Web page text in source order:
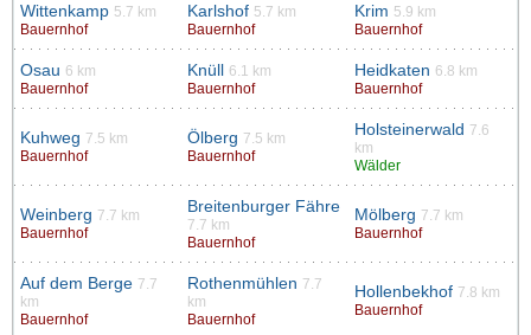
Wittenkamp 5.7 km
Bauernhof
Karlshof 5.7 km
Bauernhof
Krim 5.9 km
Bauernhof
Osau 6 km
Bauernhof
Knüll
6.1 km
Bauernhof
Heidkaten 6.8 km
Bauernhof
Kuhweg 7.5 km
Bauernhof
Ölberg 7.5 km
Bauernhof
Holsteinerwald 7.6
km
Wälder
Weinberg 7.7 km
Bauernhof
Breitenburger Fähre
7.7 km
Bauernhof
Mölberg 7.7 km
Bauernhof
Auf dem Berge 7.7
km
Bauernhof
Rothenmühlen 7.7
km
Bauernhof
Hollenbekhof 7.8 km
Bauernhof